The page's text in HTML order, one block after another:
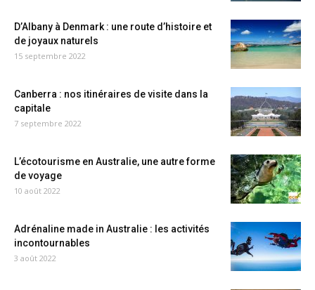
D’Albany à Denmark : une route d’histoire et
de joyaux naturels
15 septembre 2022
Canberra : nos itinéraires de visite dans la
capitale
7 septembre 2022
L’écotourisme en Australie, une autre forme
de voyage
10 août 2022
Adrénaline made in Australie : les activités
incontournables
3 août 2022